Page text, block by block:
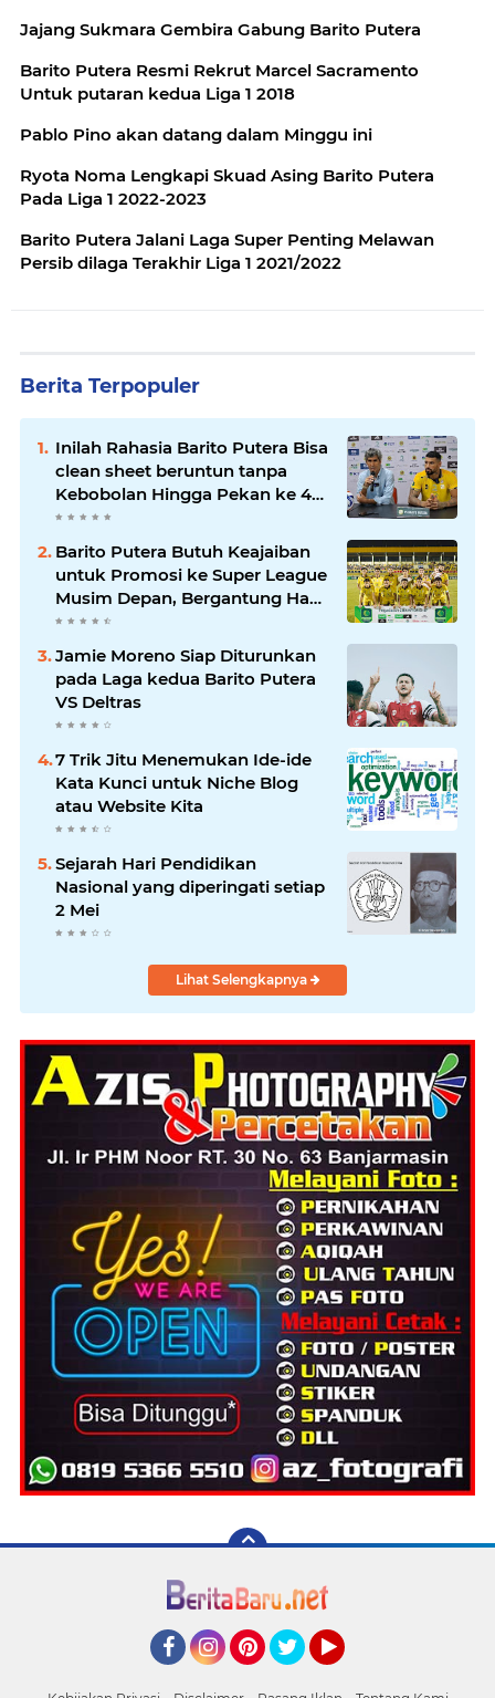
Jajang Sukmara Gembira Gabung Barito Putera
Barito Putera Resmi Rekrut Marcel Sacramento
Untuk putaran kedua Liga 1 2018
Pablo Pino akan datang dalam Minggu ini
Ryota Noma Lengkapi Skuad Asing Barito Putera
Pada Liga 1 2022-2023
Barito Putera Jalani Laga Super Penting Melawan
Persib dilaga Terakhir Liga 1 2021/2022
Berita Terpopuler
Inilah Rahasia Barito Putera Bisa
clean sheet beruntun tanpa
Kebobolan Hingga Pekan ke 4
Liga 2
Barito Putera Butuh Keajaiban
untuk Promosi ke Super League
Musim Depan, Bergantung Hasil
PSS Sleman
Jamie Moreno Siap Diturunkan
pada Laga kedua Barito Putera
VS Deltras
7 Trik Jitu Menemukan Ide-ide
Kata Kunci untuk Niche Blog
atau Website Kita
Sejarah Hari Pendidikan
Nasional yang diperingati setiap
2 Mei
Lihat Selengkapnya